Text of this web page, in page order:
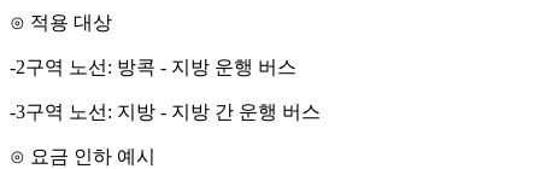
⊙ 적용 대상
-2구역 노선: 방콕 - 지방 운행 버스
-3구역 노선: 지방 - 지방 간 운행 버스
⊙ 요금 인하 예시